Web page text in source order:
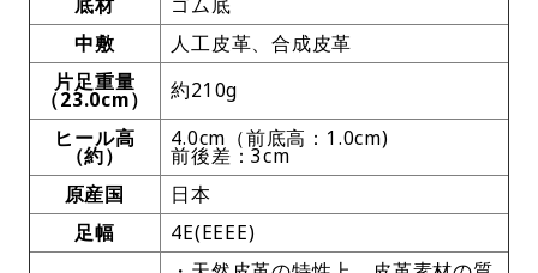
中敷
人工皮革、合成皮革
片足重量
（23.0cm）
約210g
ヒール高
（約）
4.0cm（前底高：1.0cm)
前後差：3cm
原産国
日本
足幅
4E(EEEE)